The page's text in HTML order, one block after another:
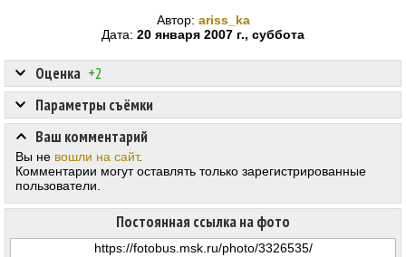
Автор: ariss_ka
Дата: 20 января 2007 г., суббота
Оценка +2
Постоянная ссылка на фото
Параметры съёмки
Ваш комментарий
Вы не вошли на сайт.
Комментарии могут оставлять только зарегистрированные
пользователи.